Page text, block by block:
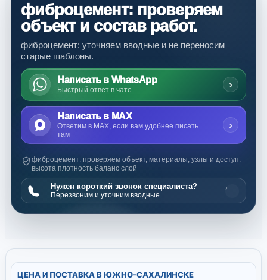
фиброцемент: проверяем
объект и состав работ.
фиброцемент: уточняем вводные и не переносим
старые шаблоны.
Написать в WhatsApp
Быстрый ответ в чате ›
Написать в MAX
Ответим в MAX, если вам удобнее писать
там
›
фиброцемент: проверяем объект, материалы, узлы и доступ.
высота плотность баланс слой
Нужен короткий звонок специалиста?
Перезвоним и уточним вводные
›
ЦЕНА И ПОСТАВКА В ЮЖНО-САХАЛИНСКЕ